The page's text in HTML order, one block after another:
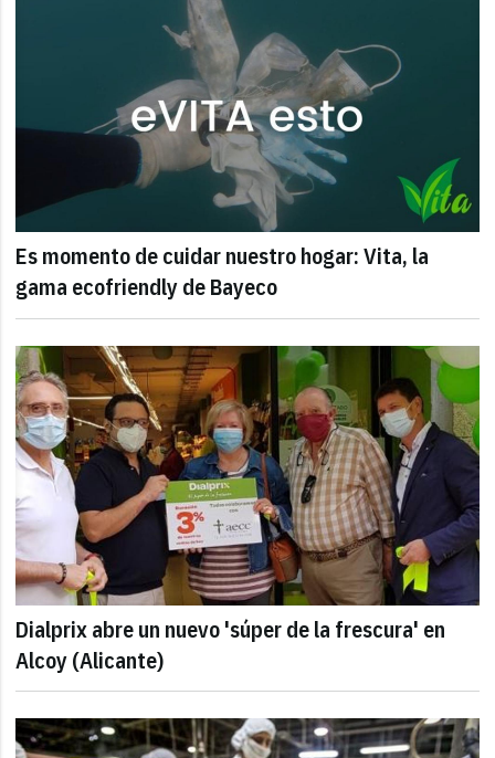
Es momento de cuidar nuestro hogar: Vita, la
gama ecofriendly de Bayeco
Dialprix abre un nuevo 'súper de la frescura' en
Alcoy (Alicante)